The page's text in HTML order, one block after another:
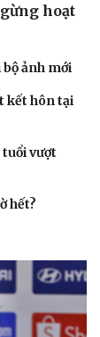
hoạt
ảnh mới
kết hôn tại
vượt
hết?